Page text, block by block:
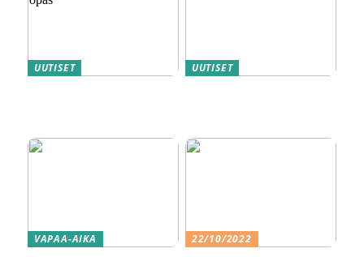
UUTISET
UUTISET
VAPAA-AIKA 22/10/2022